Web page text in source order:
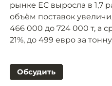
рынке ЕС выросла в 1,7
объём поставок
466 000 до 724 000 т, а
21%, до 499 евро за
Обсудить